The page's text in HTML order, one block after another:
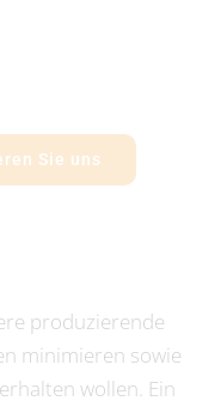
Sie uns
produzierende
minimieren sowie
wollen. Ein